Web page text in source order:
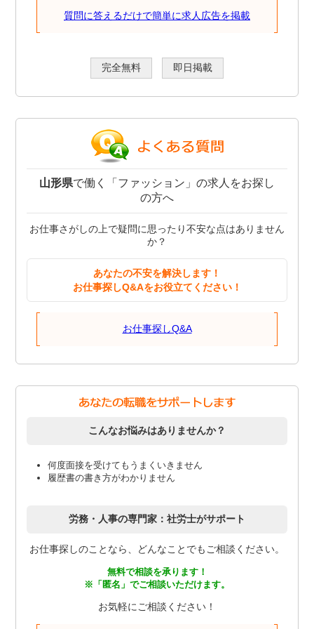
質問に答えるだけで簡単に求人広告を掲載
完全無料 即日掲載
山形県で働く「ファッション」の求人をお探し
の方へ
お仕事さがしの上で疑問に思ったり不安な点はありません
か？
あなたの不安を解決します！
お仕事探しQ&Aをお役立てください！
お仕事探しQ&A
こんなお悩みはありませんか？
何度面接を受けてもうまくいきません
履歴書の書き方がわかりません
労務・人事の専門家：社労士がサポート
お仕事探しのことなら、どんなことでもご相談ください。
無料で相談を承ります！
※「匿名」でご相談いただけます。
お気軽にご相談ください！